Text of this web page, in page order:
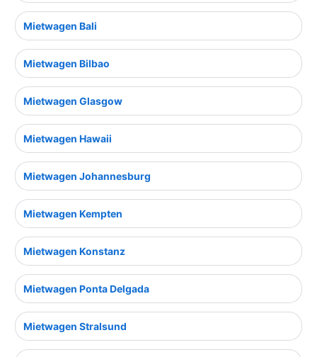
Mietwagen Bali
Mietwagen Bilbao
Mietwagen Glasgow
Mietwagen Hawaii
Mietwagen Johannesburg
Mietwagen Kempten
Mietwagen Konstanz
Mietwagen Ponta Delgada
Mietwagen Stralsund